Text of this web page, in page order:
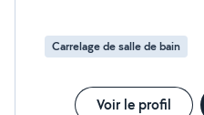
Carrelage de salle de bain
Voir le profil